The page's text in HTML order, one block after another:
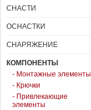
СНАСТИ
ОСНАСТКИ
СНАРЯЖЕНИЕ
КОМПОНЕНТЫ
- Монтажные элементы
- Крючки
- Привлекающие
элементы